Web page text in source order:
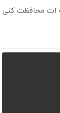
ات محافظت کنی